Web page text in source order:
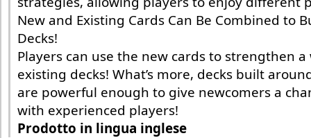
New and Existing Cards Can Be Combined to
Decks!
Players can use the new cards to strengthen
existing decks! What’s more, decks built
are powerful enough to give newcomers a
with experienced players!
Prodotto in lingua inglese